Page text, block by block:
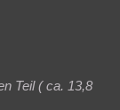
Teil ( ca. 13,8